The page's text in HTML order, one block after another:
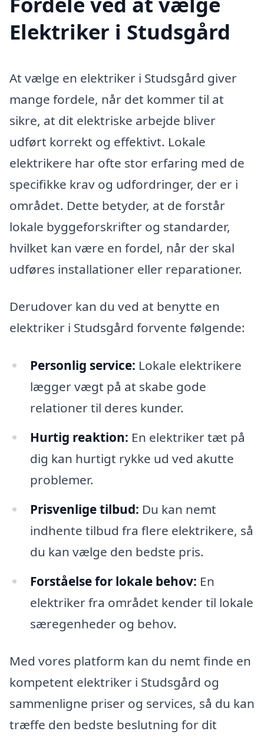
Elektriker i Studsgård
At vælge en elektriker i Studsgård giver
mange fordele, når det kommer til at
sikre, at dit elektriske arbejde bliver
udført korrekt og effektivt. Lokale
elektrikere har ofte stor erfaring med de
specifikke krav og udfordringer, der er i
området. Dette betyder, at de forstår
lokale byggeforskrifter og standarder,
hvilket kan være en fordel, når der skal
udføres installationer eller reparationer.
Derudover kan du ved at benytte en
elektriker i Studsgård forvente følgende:
Personlig service: Lokale elektrikere
lægger vægt på at skabe gode
relationer til deres kunder.
Hurtig reaktion: En elektriker tæt på
dig kan hurtigt rykke ud ved akutte
problemer.
Prisvenlige tilbud: Du kan nemt
indhente tilbud fra flere elektrikere, så
du kan vælge den bedste pris.
Forståelse for lokale behov: En
elektriker fra området kender til lokale
særegenheder og behov.
Med vores platform kan du nemt finde en
kompetent elektriker i Studsgård og
sammenligne priser og services, så du kan
træffe den bedste beslutning for dit